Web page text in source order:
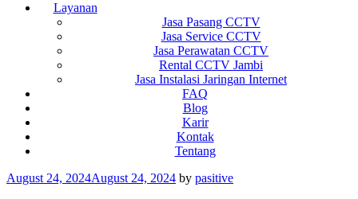
Layanan
Jasa Pasang CCTV
Jasa Service CCTV
Jasa Perawatan CCTV
Rental CCTV Jambi
Jasa Instalasi Jaringan Internet
FAQ
Blog
Karir
Kontak
Tentang
Posted
August 24, 2024August 24, 2024 by pasitive